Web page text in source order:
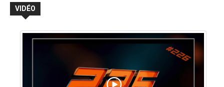
VIDÉO